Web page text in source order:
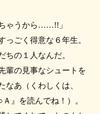
ゃうから……!!」
ごく得意な６年生。
の１人なんだ。
輩の見事なシュートを
なあ（くわしくは、
』を読んでね！）。